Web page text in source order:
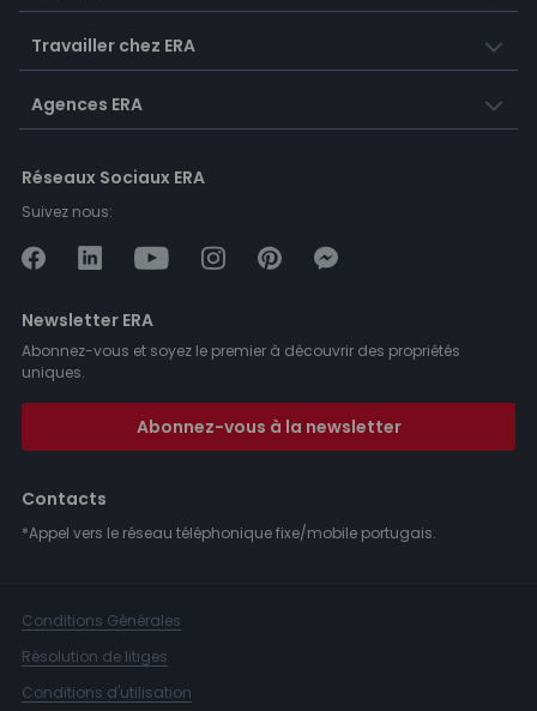
Travailler chez ERA
Agences ERA
Réseaux Sociaux ERA
Suivez nous:
Newsletter ERA
Abonnez-vous et soyez le premier à découvrir des propriétés
uniques.
Abonnez-vous à la newsletter
Contacts
*Appel vers le réseau téléphonique fixe/mobile portugais.
Conditions Générales
Résolution de litiges
Conditions d'utilisation